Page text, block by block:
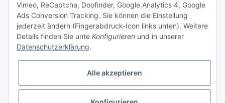
Informationen
Gesetzliche Informationen
Vimeo, ReCaptcha, Doofinder, Google Analytics 4, Google
Ads Conversion Tracking. Sie können die Einstellung
jederzeit ändern (Fingerabdruck-Icon links unten). Weitere
Details finden Sie unte Konfigurieren und in unserer
Datenschutzerklärung.
Alle akzeptieren